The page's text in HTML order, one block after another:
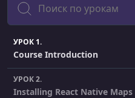
УРОК 1.
Course Introduction
УРОК 2.
Installing React Native Maps